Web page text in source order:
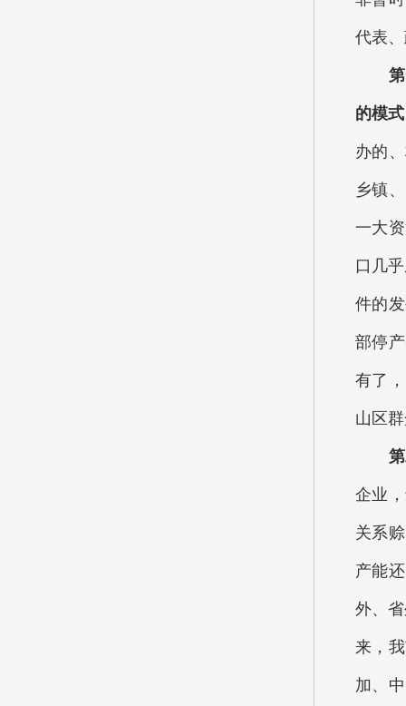
代表
第
的模
办的
乡镇
一大
口几
件的
部停
有了
山区
第二
企业
关系
产能
外、
来，
加、